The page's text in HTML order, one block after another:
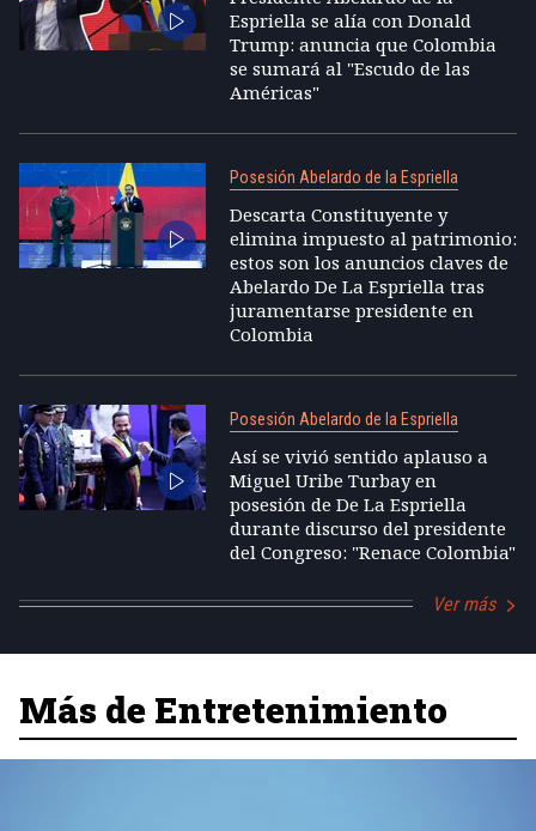
Espriella se alía con Donald
Trump: anuncia que Colombia
se sumará al "Escudo de las
Américas"
Posesión Abelardo de la Espriella
Descarta Constituyente y
elimina impuesto al patrimonio:
estos son los anuncios claves de
Abelardo De La Espriella tras
juramentarse presidente en
Colombia
Posesión Abelardo de la Espriella
Así se vivió sentido aplauso a
Miguel Uribe Turbay en
posesión de De La Espriella
durante discurso del presidente
del Congreso: "Renace Colombia"
Ver más
Más de Entretenimiento